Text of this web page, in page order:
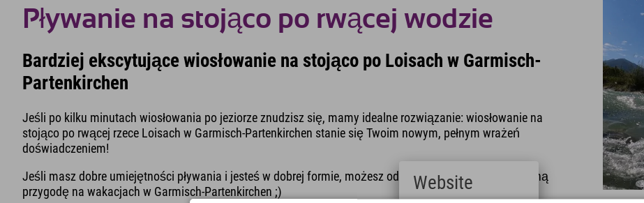
Pływanie na stojąco po rwącej wodzie
Bardziej ekscytujące wiosłowanie na stojąco po Loisach w Garmisch-
Partenkirchen
Jeśli po kilku minutach wiosłowania po jeziorze znudzisz się, mamy idealne rozwiązanie: wiosłowanie na
stojąco po rwącej rzece Loisach w Garmisch-Partenkirchen stanie się Twoim nowym, pełnym wrażeń
doświadczeniem!
Jeśli masz dobre umiejętności pływania i jesteś w dobrej formie, możesz od razu rozpocząć swoją wodną
przygodę na wakacjach w Garmisch-Partenkirchen ;)
Website